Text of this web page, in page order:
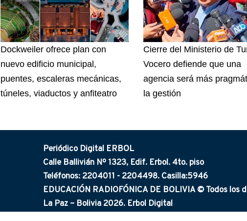
Dockweiler ofrece plan con
nuevo edificio municipal,
puentes, escaleras mecánicas,
túneles, viaductos y anfiteatro
Cierre del Ministerio de
Vocero defiende que una
agencia será más
la gestión
Periódico Digital ERBOL
Calle Ballivián Nº 1323, Edif. Erbol. 4to. piso
Teléfonos: 2204011 - 2204498. Casilla:5946
EDUCACIÓN RADIOFÓNICA DE BOLIVIA © Todos los
La Paz – Bolivia 2026. Erbol Digital